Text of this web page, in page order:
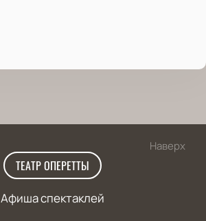
Наверх
ТЕАТР ОПЕРЕТТЫ
Афиша спектаклей